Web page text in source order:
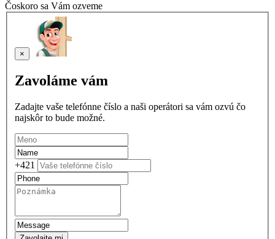
Čoskoro sa Vám ozveme
×
Zavoláme vám
Zadajte vaše telefónne číslo a naši operátori sa vám ozvú čo
najskôr to bude možné.
+421